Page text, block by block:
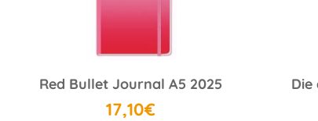
Red Bullet Journal A5 2025
17,10€